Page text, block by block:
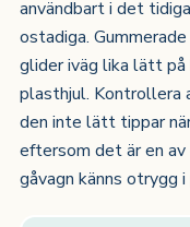
användbart i det
ostadiga.
glider iväg lika lätt på
plasthjul. Kontrollera
den inte lätt tippar
eftersom det är en
gåvagn känns otrygg